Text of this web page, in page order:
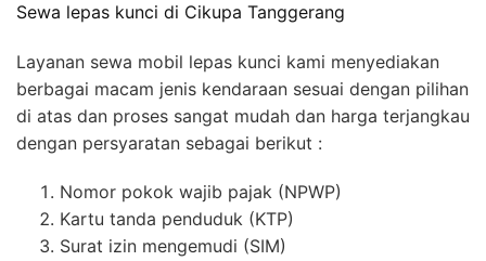
Sewa lepas kunci di Cikupa Tanggerang
Layanan sewa mobil lepas kunci kami menyediakan
berbagai macam jenis kendaraan sesuai dengan pilihan
di atas dan proses sangat mudah dan harga terjangkau
dengan persyaratan sebagai berikut :
Nomor pokok wajib pajak (NPWP)
Kartu tanda penduduk (KTP)
Surat izin mengemudi (SIM)